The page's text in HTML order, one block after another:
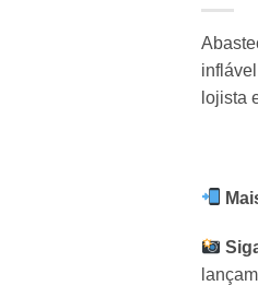
lojista